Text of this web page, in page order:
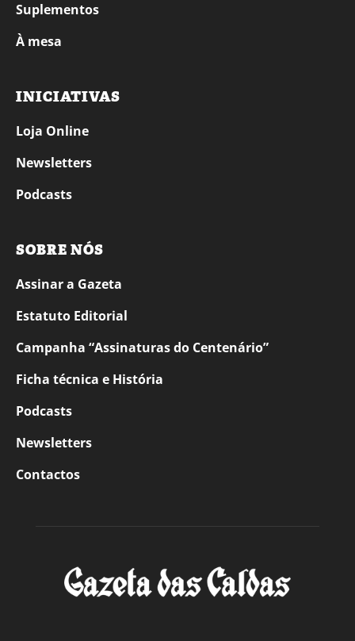
Suplementos
À mesa
INICIATIVAS
Loja Online
Newsletters
Podcasts
SOBRE NÓS
Assinar a Gazeta
Estatuto Editorial
Campanha “Assinaturas do Centenário”
Ficha técnica e História
Podcasts
Newsletters
Contactos